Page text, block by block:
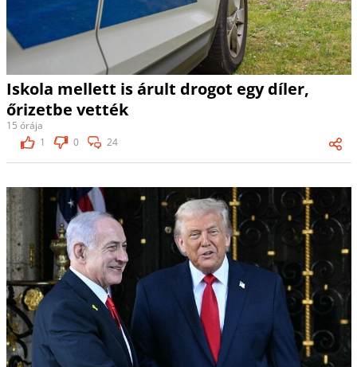
Iskola mellett is árult drogot egy díler,
őrizetbe vették
15 órája
1
0 24